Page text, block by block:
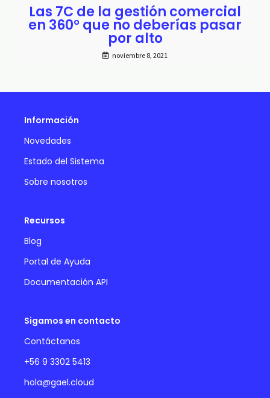
Las 7C de la gestión comercial
en 360° que no deberías pasar
por alto
noviembre 8, 2021
Información
Novedades
Estado del Sistema
Sobre nosotros
Recursos
Blog
Portal de Ayuda
Documentación API
Sigamos en contacto
Contáctanos
+56 9 3302 5413
hola@gael.cloud